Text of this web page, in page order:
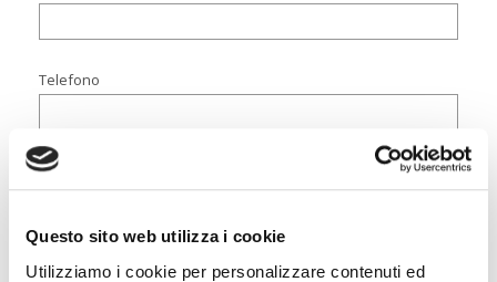
Questo sito web utilizza i cookie
Utilizziamo i cookie per personalizzare contenuti ed
Telefono
Testo del messaggo